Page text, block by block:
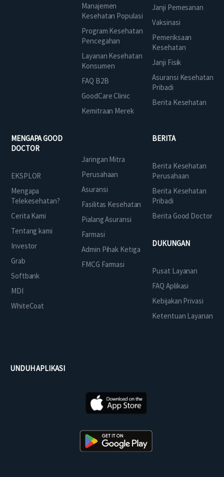
Manajemen
Kesehatan Populasi
Program Kesehatan
Pencegahan
Layanan Kesehatan
Konsumen
FAQ B2B
GoodCare Clinic
Kemitraan Merek
Janji Pemesanan
Vaksinasi
Pemeriksaan
Kesehatan
Janji Fisik
Asuransi Kesehatan
Pribadi
Berita Kesehatan
MENGAPA GOOD
DOCTOR
EKSPLOR
Mengapa
Telekesehatan?
Cerita Kami
Tentang kami
Investor
Grab
Softbank
MDI
WhiteCoat
Jaringan Mitra
Perusahaan
Asuransi
Fasilitas Kesehatan
Pialang Asuransi
Farmasi
Admin Pihak Ketiga
FMCG Farmasi
BERITA
Berita Kesehatan
Perusahaan
Berita Kesehatan
Pribadi
Berita Good Doctor
DUKUNGAN
Pusat Layanan
FAQ Aplikasi
Kebijakan Privasi
Ketentuan Layanan
UNDUH APLIKASI